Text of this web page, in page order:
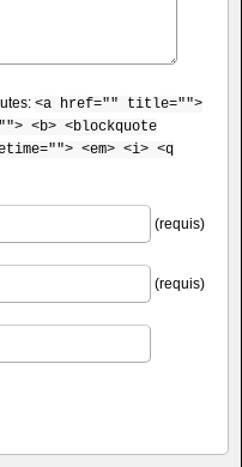
<a href="" title="">
<b> <blockquote
<em> <i> <q
(requis)
(requis)